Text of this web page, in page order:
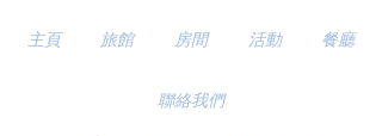
主頁 旅館 房間 活動 餐廳
聯絡我們